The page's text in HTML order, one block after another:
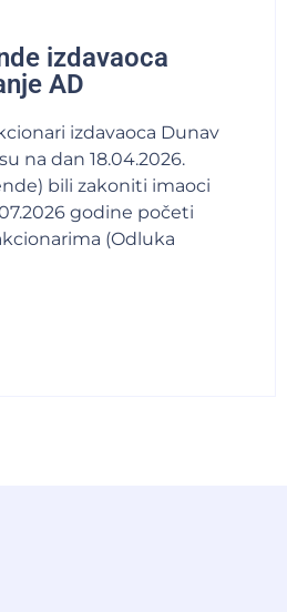
izdavaoca
AD
izdavaoca Dunav
na dan 18.04.2026.
bili zakoniti imaoci
godine početi
(Odluka